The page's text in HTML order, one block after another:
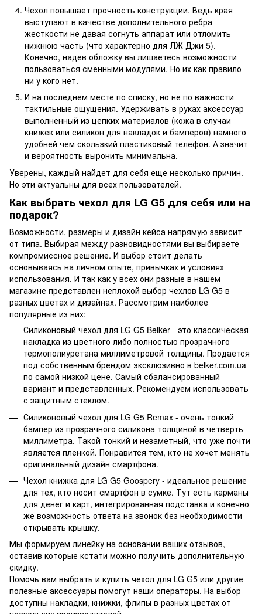
Чехол повышает прочность конструкции. Ведь края
выступают в качестве дополнительного ребра
жесткости не давая согнуть аппарат или отломить
нижнюю часть (что характерно для ЛЖ Джи 5).
Конечно, надев обложку вы лишаетесь возможности
пользоваться сменными модулями. Но их как правило
ни у кого нет.
И на последнем месте по списку, но не по важности
тактильные ощущения. Удерживать в руках аксессуар
выполненный из цепких материалов (кожа в случаи
книжек или силикон для накладок и бамперов) намного
удобней чем скользкий пластиковый телефон. А значит
и вероятность выронить минимальна.
Уверены, каждый найдет для себя еще несколько причин.
Но эти актуальны для всех пользователей.
Как выбрать чехол для LG G5 для себя или на
подарок?
Возможности, размеры и дизайн кейса напрямую зависит
от типа. Выбирая между разновидностями вы выбираете
компромиссное решение. И выбор стоит делать
основываясь на личном опыте, привычках и условиях
использования. И так как у всех они разные в нашем
магазине представлен неплохой выбор чехлов LG G5 в
разных цветах и дизайнах. Рассмотрим наиболее
популярные из них:
Силиконовый чехол для LG G5 Belker - это классическая
накладка из цветного либо полностью прозрачного
термополиуретана миллиметровой толщины. Продается
под собственным брендом эксклюзивно в belker.com.ua
по самой низкой цене. Самый сбалансированный
вариант и представленных. Рекомендуем использовать
с защитным стеклом.
Силиконовый чехол для LG G5 Remax - очень тонкий
бампер из прозрачного силикона толщиной в четверть
миллиметра. Такой тонкий и незаметный, что уже почти
является пленкой. Понравится тем, кто не хочет менять
оригинальный дизайн смартфона.
Чехол книжка для LG G5 Goospery - идеальное решение
для тех, кто носит смартфон в сумке. Тут есть карманы
для денег и карт, интегрированная подставка и конечно
же возможность ответа на звонок без необходимости
открывать крышку.
Мы формируем линейку на основании ваших отзывов,
оставив которые кстати можно получить дополнительную
скидку.
Помочь вам выбрать и купить чехол для LG G5 или другие
полезные аксессуары помогут наши операторы. На выбор
доступны накладки, книжки, флипы в разных цветах от